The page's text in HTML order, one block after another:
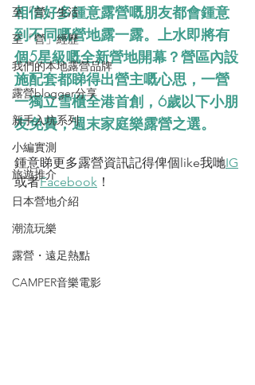
至「營」生活
至「營」經歷
我們的本地露營品牌
露營blogger分享
新手入坑系列
小編實測
旅遊推介
日本營地介紹
潮流玩樂
露營・遠足熱點
CAMPER音樂電影
相信好多鍾意露營嘅朋友都會鍾意
到不同嘅營地露一露。上水即將有
個5星級嘅全新營地開幕？營區內設
施配套都睇得出營主嘅心思，一營
一獨立雪櫃全港首創，6歲以下小朋
友免費，週末家庭樂露營之選。
鍾意睇更多露營資訊記得俾個like我哋IG
或者Facebook ！